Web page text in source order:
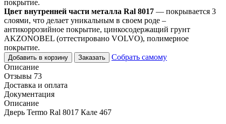
покрытие.
Цвет внутренней части металла Ral 8017 — покрывается 3
слоями, что делает уникальным в своем роде –
антикоррозийное покрытие, цинкосодержащий грунт
AKZONOBEL (оттестировано VOLVO), полимерное
покрытие.
Добавить в корзину Заказать
Собрать самому
Описание
Отзывы 73
Доставка и оплата
Документация
Описание
Дверь Termo Ral 8017 Кале 467